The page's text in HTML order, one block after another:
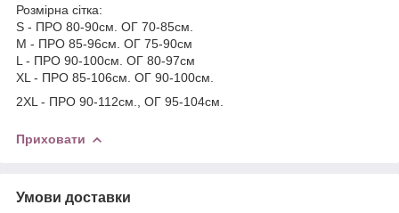
Розмірна сітка:
S - ПРО 80-90см. ОГ 70-85см.
M - ПРО 85-96см. ОГ 75-90см
L - ПРО 90-100см. ОГ 80-97см
XL - ПРО 85-106см. ОГ 90-100см.
2ХL - ПРО 90-112см., ОГ 95-104см.
Приховати
Умови доставки